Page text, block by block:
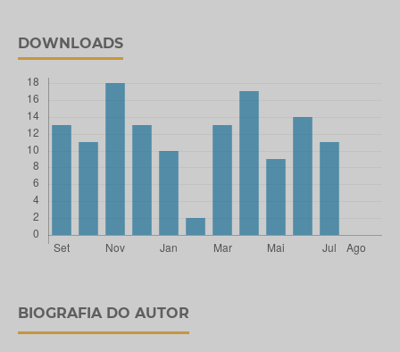
DOWNLOADS
BIOGRAFIA DO AUTOR